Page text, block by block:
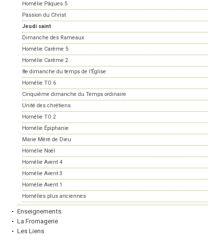
Homélie Pâques 5
Passion du Christ
Jeudi saint
Dimanche des Rameaux
Homélie Carême 5
Homélie Carême 2
8e dimanche du temps de l’Église
Homélie TO 6
Cinquième dimanche du Temps ordinaire
Unité des chrétiens
Homélie TO 2
Homélie Épiphanie
Marie Mère de Dieu
Homélie Noël
Homélie Avent 4
Homélie Avent 3
Homélie Avent 1
Homélies plus anciennes
Enseignements
La Fromagerie
Les Liens